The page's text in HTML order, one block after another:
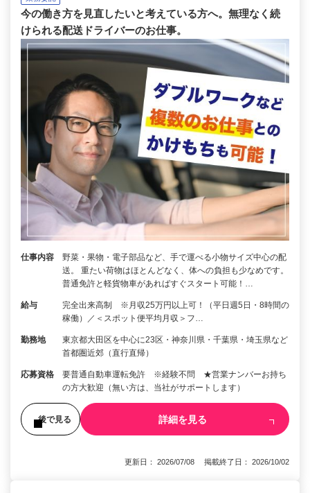
今の働き方を見直したいと考えている方へ。無理なく続
けられる配送ドライバーのお仕事。
仕事内容
野菜・果物・電子部品など、手で運べる小物サイズ中心の配
送。 重たい荷物はほとんどなく、体への負担も少なめです。
普通免許と軽貨物車があればすぐスタート可能！…
給与
完全出来高制 ※月収25万円以上可！（平日週5日・8時間の
稼働）／＜スポット便平均月収＞フ…
勤務地
東京都大田区を中心に23区・神奈川県・千葉県・埼玉県など
首都圏近郊（直行直帰）
応募資格
要普通自動車運転免許 ※経験不問 ★営業ナンバーお持ち
の方大歓迎（無い方は、当社がサポートします）
後で見る 詳細を見る
更新日： 2026/07/08 掲載終了日： 2026/10/02